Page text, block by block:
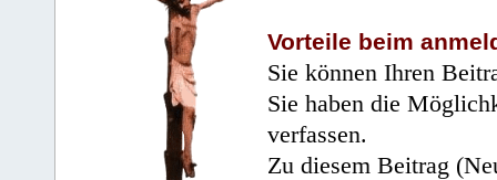
Vorteile beim
Sie können Ihren
Sie haben die
verfassen.
Zu diesem Beitrag